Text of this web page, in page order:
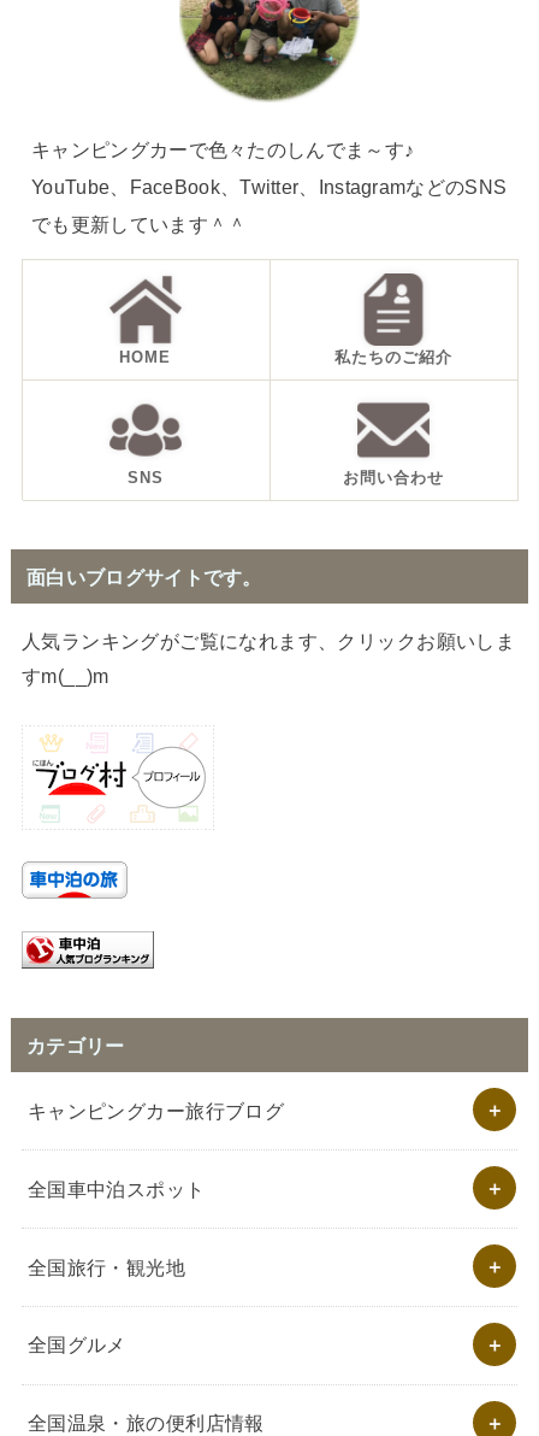
キャンピングカーで色々たのしんでま～す♪
YouTube、FaceBook、Twitter、InstagramなどのSNS
でも更新しています＾＾
HOME 私たちのご紹介
SNS お問い合わせ
面白いブログサイトです。
人気ランキングがご覧になれます、クリックお願いしま
すm(__)m
カテゴリー
キャンピングカー旅行ブログ
全国車中泊スポット
全国旅行・観光地
全国グルメ
全国温泉・旅の便利店情報